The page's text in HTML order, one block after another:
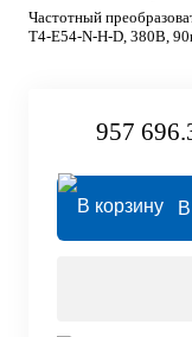
Частотный
T4-E54-N-H-D, 380В,
957